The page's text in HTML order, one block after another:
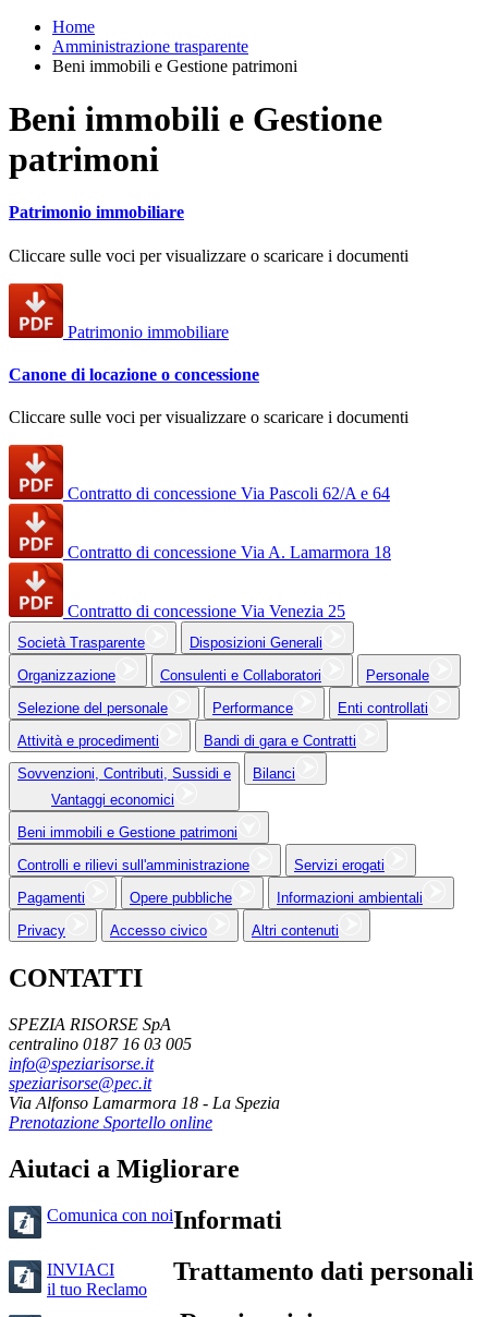
Home
Amministrazione trasparente
Beni immobili e Gestione patrimoni
Beni immobili e Gestione
patrimoni
Patrimonio immobiliare
Cliccare sulle voci per visualizzare o scaricare i documenti
Patrimonio immobiliare
Canone di locazione o concessione
Cliccare sulle voci per visualizzare o scaricare i documenti
Contratto di concessione Via Pascoli 62/A e 64
Contratto di concessione Via A. Lamarmora 18
Contratto di concessione Via Venezia 25
Società Trasparente
Disposizioni Generali
Organizzazione
Consulenti e Collaboratori
Personale
Selezione del personale
Performance
Enti controllati
Attività e procedimenti
Bandi di gara e Contratti
Sovvenzioni, Contributi, Sussidi e
Vantaggi economici
Bilanci
Beni immobili e Gestione patrimoni
Controlli e rilievi sull'amministrazione
Servizi erogati
Pagamenti
Opere pubbliche
Informazioni ambientali
Privacy
Accesso civico Altri contenuti
CONTATTI
SPEZIA RISORSE SpA
centralino 0187 16 03 005
info@speziarisorse.it
speziarisorse@pec.it
Via Alfonso Lamarmora 18 - La Spezia
Prenotazione Sportello online
Aiutaci a Migliorare
Comunica con noi
INVIACI
il tuo Reclamo
Informati
Trattamento dati personali